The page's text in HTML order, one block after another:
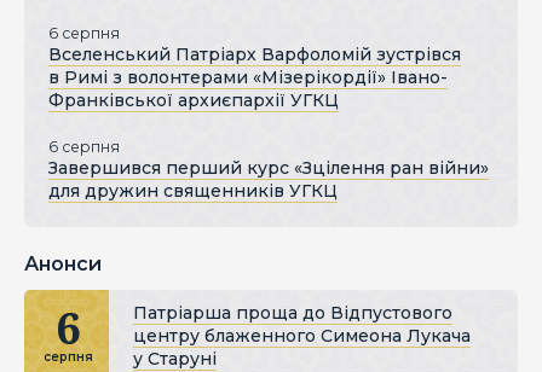
6 серпня
Вселенський Патріарх Варфоломій зустрівся
в Римі з волонтерами «Мізерікордії» Івано-
Франківської архиєпархії УГКЦ
6 серпня
Завершився перший курс «Зцілення ран війни»
для дружин священників УГКЦ
Анонси
6
серпня
Патріарша проща до Відпустового
центру блаженного Симеона Лукача
у Старуні